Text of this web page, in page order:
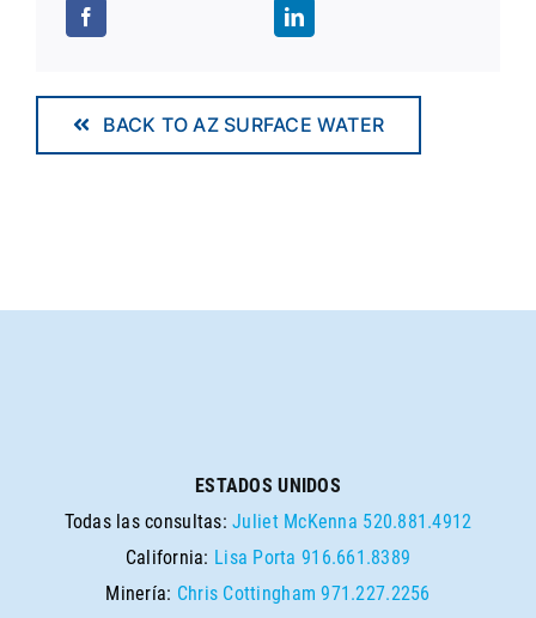
BACK TO AZ SURFACE WATER
ESTADOS UNIDOS
Todas las consultas:Juliet McKenna 520.881.4912
California: Lisa Porta 916.661.8389
Minería: Chris Cottingham 971.227.2256